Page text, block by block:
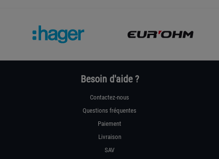
Besoin d'aide ?
Contactez-nous
Questions fréquentes
Paiement
Livraison
SAV